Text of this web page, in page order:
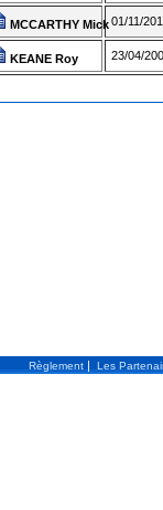
MCCARTHY Mick 01/11/
KEANE Roy 23/04/
Règlement | Les